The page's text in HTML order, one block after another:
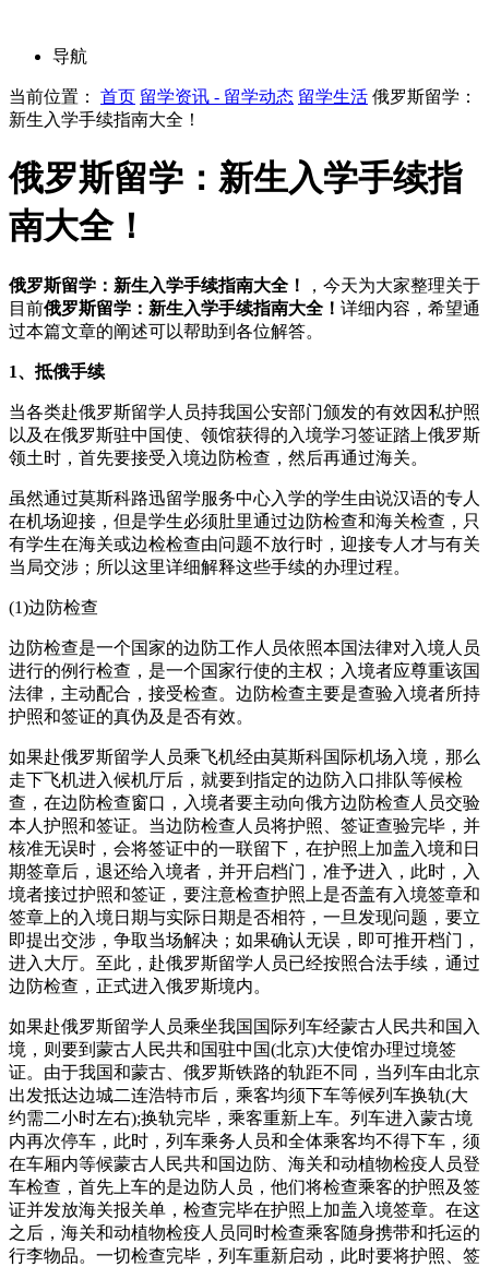
导航
当前位置： 首页 留学资讯 - 留学动态 留学生活 俄罗斯留学：
新生入学手续指南大全！
俄罗斯留学：新生入学手续指
南大全！
俄罗斯留学：新生入学手续指南大全！
，今天为大家整理关于
目前俄罗斯留学：新生入学手续指南大全！ 详细内容，希望通
过本篇文章的阐述可以帮助到各位解答。
1、抵俄手续
当各类赴俄罗斯留学人员持我国公安部门颁发的有效因私护照
以及在俄罗斯驻中国使、领馆获得的入境学习签证踏上俄罗斯
领土时，首先要接受入境边防检查，然后再通过海关。
虽然通过莫斯科路迅留学服务中心入学的学生由说汉语的专人
在机场迎接，但是学生必须肚里通过边防检查和海关检查，只
有学生在海关或边检检查由问题不放行时，迎接专人才与有关
当局交涉；所以这里详细解释这些手续的办理过程。
(1)边防检查
边防检查是一个国家的边防工作人员依照本国法律对入境人员
进行的例行检查，是一个国家行使的主权；入境者应尊重该国
法律，主动配合，接受检查。边防检查主要是查验入境者所持
护照和签证的真伪及是否有效。
如果赴俄罗斯留学人员乘飞机经由莫斯科国际机场入境，那么
走下飞机进入候机厅后，就要到指定的边防入口排队等候检
查，在边防检查窗口，入境者要主动向俄方边防检查人员交验
本人护照和签证。当边防检查人员将护照、签证查验完毕，并
核准无误时，会将签证中的一联留下，在护照上加盖入境和日
期签章后，退还给入境者，并开启档门，准予进入，此时，入
境者接过护照和签证，要注意检查护照上是否盖有入境签章和
签章上的入境日期与实际日期是否相符，一旦发现问题，要立
即提出交涉，争取当场解决；如果确认无误，即可推开档门，
进入大厅。至此，赴俄罗斯留学人员已经按照合法手续，通过
边防检查，正式进入俄罗斯境内。
如果赴俄罗斯留学人员乘坐我国国际列车经蒙古人民共和国入
境，则要到蒙古人民共和国驻中国(北京)大使馆办理过境签
证。由于我国和蒙古、俄罗斯铁路的轨距不同，当列车由北京
出发抵达边城二连浩特市后，乘客均须下车等候列车换轨(大
约需二小时左右);换轨完毕，乘客重新上车。列车进入蒙古境
内再次停车，此时，列车乘务人员和全体乘客均不得下车，须
在车厢内等候蒙古人民共和国边防、海关和动植物检疫人员登
车检查，首先上车的是边防人员，他们将检查乘客的护照及签
证并发放海关报关单，检查完毕在护照上加盖入境签章。在这
之后，海关和动植物检疫人员同时检查乘客随身携带和托运的
行李物品。一切检查完毕，列车重新启动，此时要将护照、签